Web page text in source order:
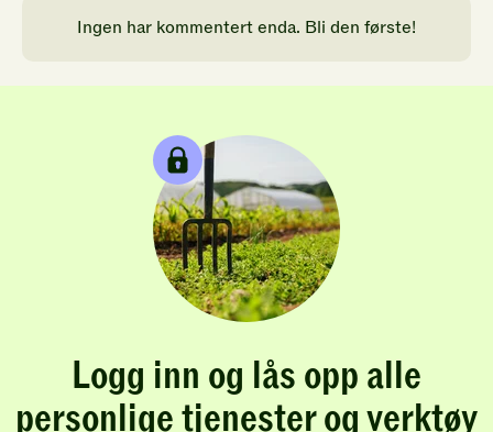
Ingen har kommentert enda. Bli den første!
Logg inn og lås opp alle
personlige tjenester og verktøy